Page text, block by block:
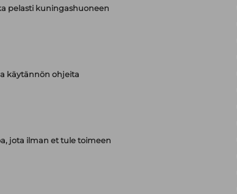
pelasti kuningashuoneen
käytännön ohjeita
jota ilman et tule toimeen